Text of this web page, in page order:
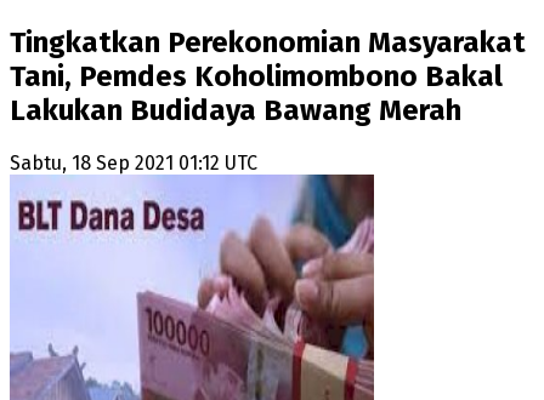
Tingkatkan Perekonomian Masyarakat
Tani, Pemdes Koholimombono Bakal
Lakukan Budidaya Bawang Merah
Sabtu, 18 Sep 2021 01:12 UTC